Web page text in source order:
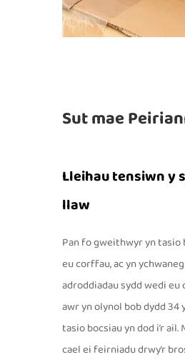
Sut mae
Lleihau tensiwn y
llaw
Pan fo gweithwyr yn tasio
eu corffau, ac yn
adroddiadau sydd wedi
awr yn olynol bob dydd 34
tasio bocsiau yn dod i’r ail.
cael ei feirniadu drwy’r